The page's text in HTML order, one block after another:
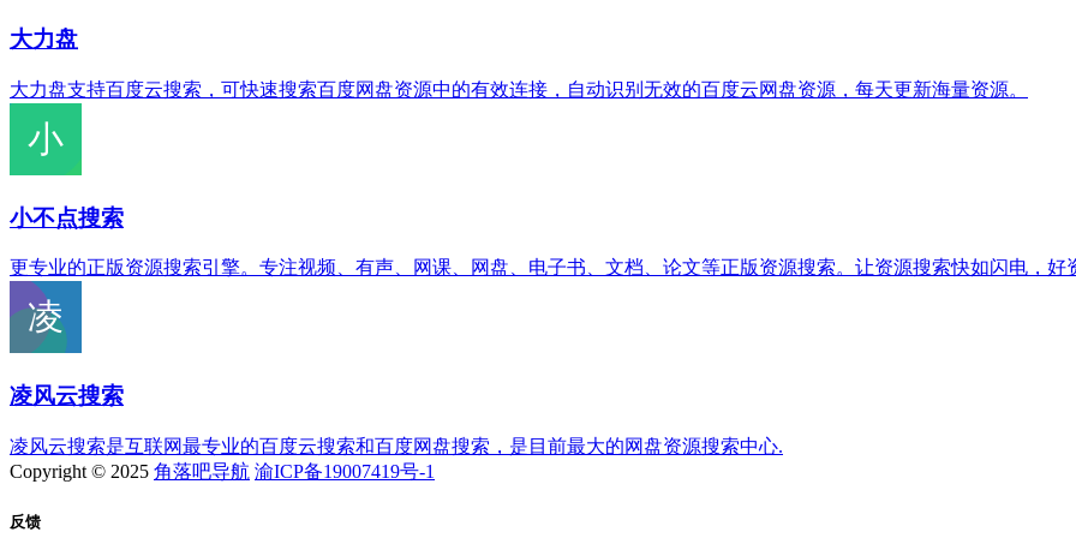
大力盘
大力盘支持百度云搜索，可快速搜索百度网盘资源中的有效连接，自动识别无效的百度云网盘资源，每天更新海量资源。
小不点搜索
更专业的正版资源搜索引擎。专注视频、有声、网课、网盘、电子书、文档、论文等正版资源搜索。让资源搜索快如闪电，好
凌风云搜索
凌风云搜索是互联网最专业的百度云搜索和百度网盘搜索，是目前最大的网盘资源搜索中心.
Copyright © 2025 角落吧导航 渝ICP备19007419号-1
反馈